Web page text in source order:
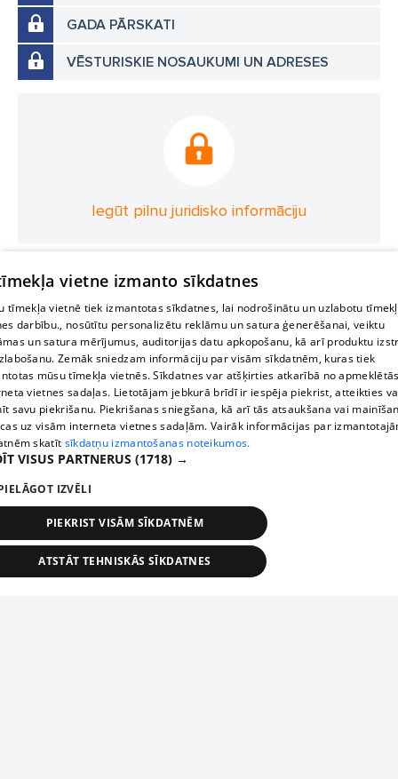
GADA PĀRSKATI
VĒSTURISKIE NOSAUKUMI UN ADRESES
Iegūt pilnu juridisko informāciju
vietne izmanto sīkdatnes
tīmekļa vietnē tiek izmantotas sīkdatnes, lai nodrošinātu un uzlabotu
darbību., nosūtītu personalizētu reklāmu un satura ģenerēšanai, veiktu
un satura mērījumus, auditorijas datu apkopošanu, kā arī produktu
Zemāk sniedzam informāciju par visām sīkdatnēm, kuras tiek
mūsu tīmekļa vietnēs. Sīkdatnes var atšķirties atkarībā no
vietnes sadaļas. Lietotājam jebkurā brīdī ir iespēja piekrist, atteikties
savu piekrišanu. Piekrišanas sniegšana, kā arī tās atsaukšana vai
uz visām interneta vietnes sadaļām. Vairāk informācijas par
skatīt sīkdatņu izmantošanas noteikumos.
VISUS PARTNERUS (1718) →
IZVĒLI
PIEKRIST VISĀM SĪKDATNĒM
ATSTĀT TEHNISKĀS SĪKDATNES